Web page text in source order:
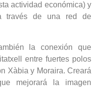
actividad económica) y
través de una red de
la conexión que
entre fuertes polos
Xàbia y Moraira. Creará
mejorará la imagen